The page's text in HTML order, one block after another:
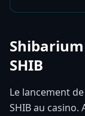
SHIB
Le lancement de
SHIB au casino.